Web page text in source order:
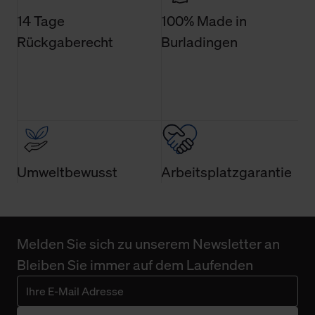
14 Tage
Rückgaberecht
100% Made in
Burladingen
Umweltbewusst Arbeitsplatzgarantie
Melden Sie sich zu unserem Newsletter an
Bleiben Sie immer auf dem Laufenden